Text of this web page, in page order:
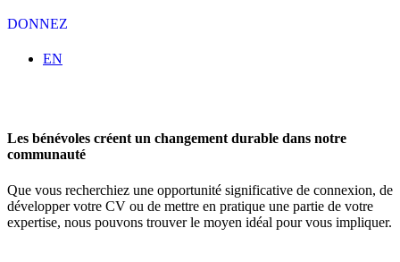
DONNEZ
Sélectionnez votre langue
EN
Les bénévoles créent un changement durable dans notre
communauté
Que vous recherchiez une opportunité significative de connexion, de
développer votre CV ou de mettre en pratique une partie de votre
expertise, nous pouvons trouver le moyen idéal pour vous impliquer.